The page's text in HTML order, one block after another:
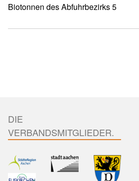
Biotonnen des Abfuhrbezirks 5
DIE
VERBANDSMITGLIEDER.